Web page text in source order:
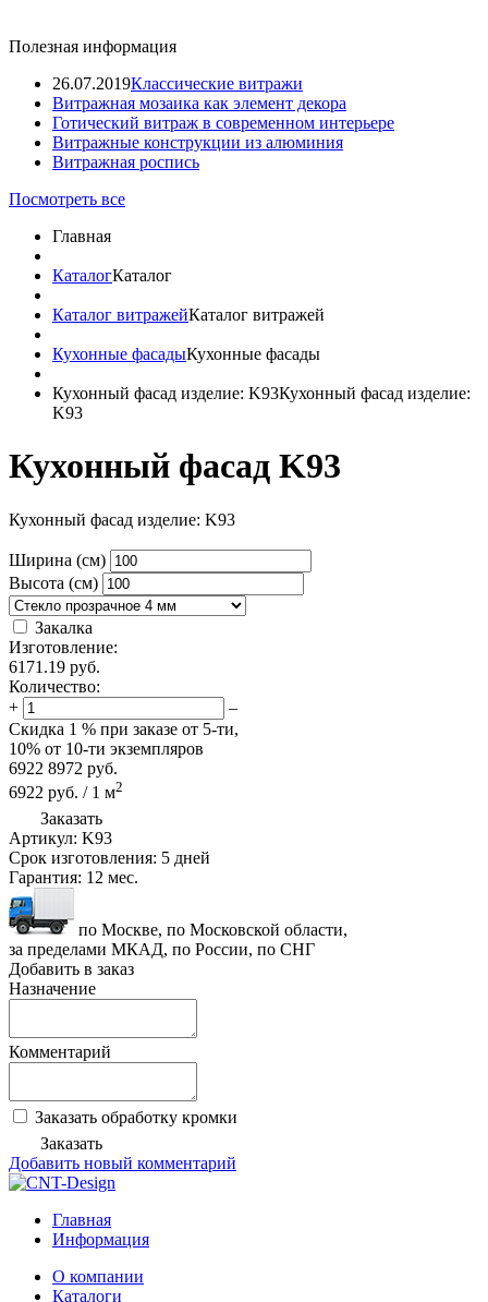
Полезная информация
26.07.2019Классические витражи
Витражная мозаика как элемент декора
Готический витраж в современном интерьере
Витражные конструкции из алюминия
Витражная роспись
Посмотреть все
Главная
КаталогКаталог
Каталог витражейКаталог витражей
Кухонные фасадыКухонные фасады
Кухонный фасад изделие: K93Кухонный фасад изделие:
K93
Кухонный фасад K93
Кухонный фасад изделие: K93
Ширина (см)
Высота (см)
Закалка
Изготовление:
6171.19 руб.
Количество:
+
–
Скидка 1 % при заказе от 5-ти,
10% от 10-ти экземпляров
6922 8972 руб.
6922 руб. / 1 м2
Заказать
Артикул: K93
Срок изготовления: 5 дней
Гарантия: 12 мес.
по Москве, по Московской области,
за пределами МКАД, по России, по СНГ
Добавить в заказ
Назначение
Комментарий
Заказать обработку кромки
Заказать
Добавить новый комментарий
Главная
Информация
О компании
Каталоги